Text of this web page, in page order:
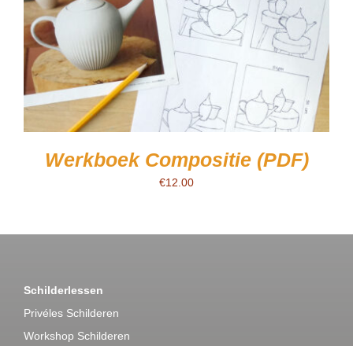
Werkboek Compositie (PDF)
€12.00
Schilderlessen
Privéles Schilderen
Workshop Schilderen